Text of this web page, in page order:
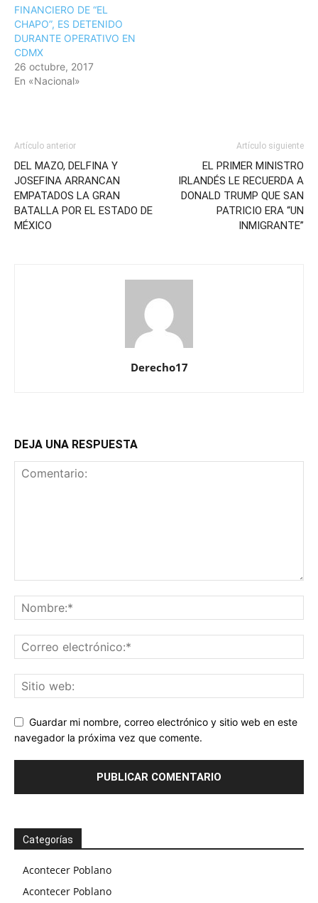
FINANCIERO DE “EL
CHAPO”, ES DETENIDO
DURANTE OPERATIVO EN
CDMX
26 octubre, 2017
En «Nacional»
Artículo anterior
DEL MAZO, DELFINA Y
JOSEFINA ARRANCAN
EMPATADOS LA GRAN
BATALLA POR EL ESTADO DE
MÉXICO
Artículo siguiente
EL PRIMER MINISTRO
IRLANDÉS LE RECUERDA A
DONALD TRUMP QUE SAN
PATRICIO ERA “UN
INMIGRANTE”
Derecho17
DEJA UNA RESPUESTA
Guardar mi nombre, correo electrónico y sitio web en este
navegador la próxima vez que comente.
Categorías
Acontecer Poblano
Acontecer Poblano